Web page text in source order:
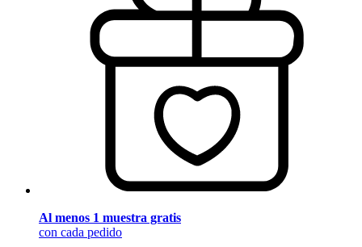
Al menos 1 muestra gratis
con cada pedido